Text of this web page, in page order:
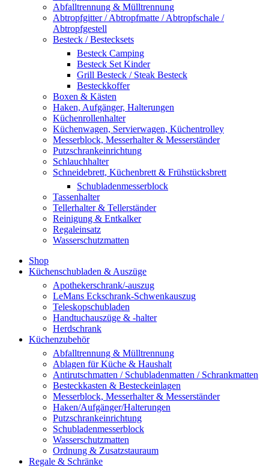
Abfalltrennung & Mülltrennung
Abtropfgitter / Abtropfmatte / Abtropfschale /
Abtropfgestell
Besteck / Bestecksets
Besteck Camping
Besteck Set Kinder
Grill Besteck / Steak Besteck
Besteckkoffer
Boxen & Kästen
Haken, Aufgänger, Halterungen
Küchenrollenhalter
Küchenwagen, Servierwagen, Küchentrolley
Messerblock, Messerhalter & Messerständer
Putzschrankeinrichtung
Schlauchhalter
Schneidebrett, Küchenbrett & Frühstücksbrett
Schubladenmesserblock
Tassenhalter
Tellerhalter & Tellerständer
Reinigung & Entkalker
Regaleinsatz
Wasserschutzmatten
Shop
Küchenschubladen & Auszüge
Apothekerschrank/-auszug
LeMans Eckschrank-Schwenkauszug
Teleskopschubladen
Handtuchauszüge & -halter
Herdschrank
Küchenzubehör
Abfalltrennung & Mülltrennung
Ablagen für Küche & Haushalt
Antirutschmatten / Schubladenmatten / Schrankmatten
Besteckkasten & Besteckeinlagen
Messerblock, Messerhalter & Messerständer
Haken/Aufgänger/Halterungen
Putzschrankeinrichtung
Schubladenmesserblock
Wasserschutzmatten
Ordnung & Zusatzstauraum
Regale & Schränke